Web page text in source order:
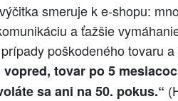
smeruje k e‑shopu:
a ťažšie
poškodeného tovaru
vopred, tovar po 5
sa ani na 50. pokus.“